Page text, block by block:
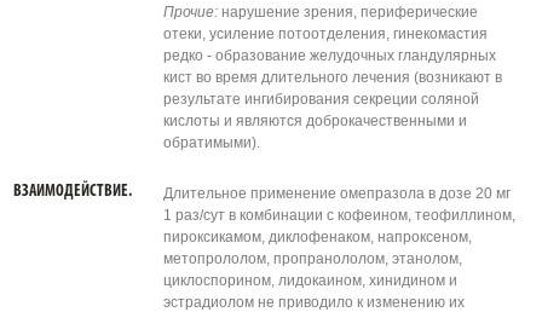
Прочие:нарушение зрения, периферические
отеки, усиление потоотделения, гинекомастия
редко - образование желудочных гландулярных
кист во время длительного лечения (возникают в
результате ингибирования секреции соляной
кислоты и являются доброкачественными и
обратимыми).
ВЗАИМОДЕЙСТВИЕ.
Длительное применение омепразола в дозе 20 мг
1 раз/сут в комбинации с кофеином, теофиллином,
пироксикамом, диклофенаком, напроксеном,
метопрололом, пропранололом, этанолом,
циклоспорином, лидокаином, хинидином и
эстрадиолом не приводило к изменению их